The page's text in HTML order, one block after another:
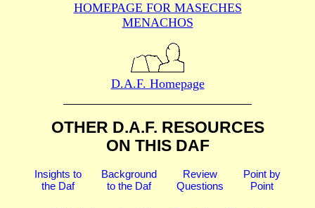
HOMEPAGE FOR MASECHES
MENACHOS
D.A.F. Homepage
OTHER D.A.F. RESOURCES
ON THIS DAF
Insights to
the Daf
Background
to the Daf
Review
Questions
Point by
Point